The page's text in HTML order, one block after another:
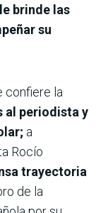
brinde las
su
confiere la
al periodista y
a
Rocío
trayectoria
de la